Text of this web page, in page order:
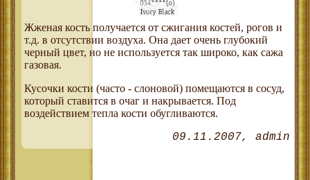
Жженая кость получается от сжигания костей, рогов и
т.д. в отсутствии воздуха. Она дает очень глубокий
черный цвет, но не используется так широко, как сажа
газовая.
Кусочки кости (часто - слоновой) помещаются в сосуд,
который ставится в очаг и накрывается. Под
воздействием тепла кости обугливаются.
09.11.2007 admin